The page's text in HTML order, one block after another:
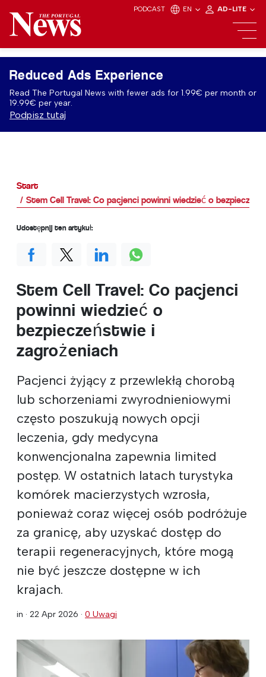
PODCAST EN AD-LITE
Reduced Ads Experience
Read The Portugal News with fewer ads for 1.99€ per month or
19.99€ per year.
Podpisz tutaj
Start
S‍‍tem ‍Cell T‍ravel: Co pacjenci powinni wiedzieć o
S‍‍tem ‍Cell T‍ravel: Co pacjenci
powinni wiedzieć o
bezpieczeństwie i
zagrożeniach
Pacjenci żyjący z przewlekłą chorobą
lub schorzeniami zwyrodnieniowymi
często poszukują nowych opcji
leczenia, gdy medycyna
konwencjonalna zapewnia ‍‍limited ‍
postęp. W ostatnich latach turystyka
komórek macierzystych wzrosła,
ponieważ coraz więcej osób podróżuje
za granicę, aby uzyskać dostęp do
terapii regeneracyjnych, które mogą
nie być jeszcze dostępne w ich
krajach.
in · 22 Apr 2026 · 0 Uwagi
Udostępnij ten artykuł: